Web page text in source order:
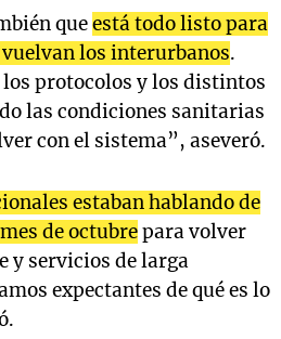
queestá todo listo para
los interurbanos.
protocolos y los distintos
las condiciones sanitarias
con el sistema”, aseveró.
estaban hablando de
de octubrepara volver
y servicios de larga
expectantes de qué es lo